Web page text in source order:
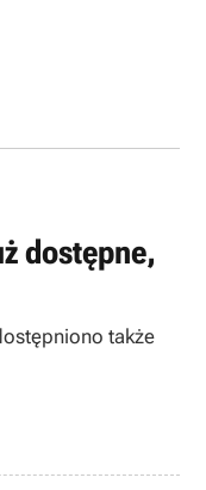
dostępne,
także